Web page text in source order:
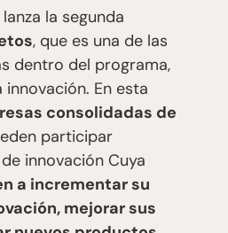
la segunda
, que es una de las
dentro del programa,
En esta
consolidadas de
participar
innovación Cuya
a incrementar su
mejorar sus